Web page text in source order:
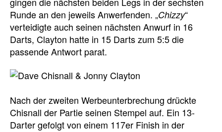
Runde an den jeweils Anwerfenden. „Chizzy“
verteidigte auch seinen nächsten Anwurf in 16
Darts, Clayton hatte in 15 Darts zum 5:5 die
passende Antwort parat.
Nach der zweiten Werbeunterbrechung drückte
Chisnall der Partie seinen Stempel auf. Ein 13-
Darter gefolgt von einem 117er Finish in der